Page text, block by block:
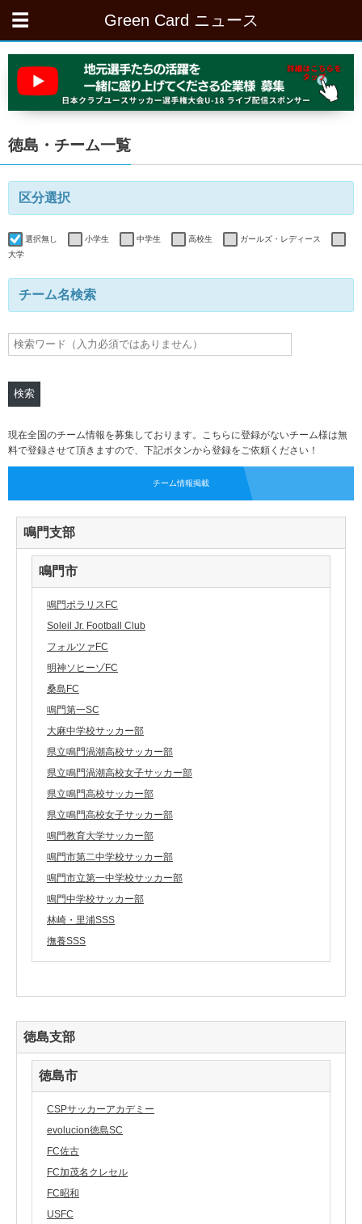
Green Card ニュース
徳島・チーム一覧
区分選択
選択無し 小学生 中学生 高校生
ガールズ・レディース
大学
チーム名検索
現在全国のチーム情報を募集しております。こちらに登録がないチーム様は無
料で登録させて頂きますので、下記ボタンから登録をご依頼ください！
チーム情報掲載
鳴門支部
鳴門市
鳴門ポラリスFC
Soleil Jr. Football Club
フォルツァFC
明神ソヒーゾFC
桑島FC
鳴門第一SC
大麻中学校サッカー部
県立鳴門渦潮高校サッカー部
県立鳴門渦潮高校女子サッカー部
県立鳴門高校サッカー部
県立鳴門高校女子サッカー部
鳴門教育大学サッカー部
鳴門市第二中学校サッカー部
鳴門市立第一中学校サッカー部
鳴門中学校サッカー部
林崎・里浦SSS
撫養SSS
徳島支部
徳島市
CSPサッカーアカデミー
evolucion徳島SC
FC佐古
FC加茂名クレセル
FC昭和
USFC